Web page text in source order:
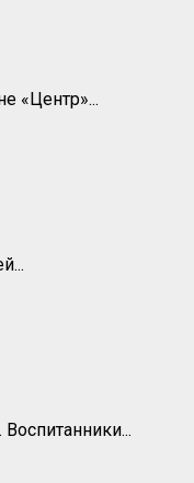
«Центр»...